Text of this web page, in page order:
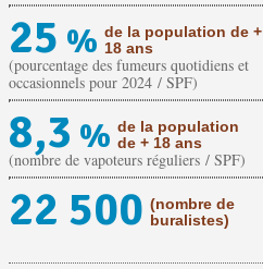
25 % de la population de +
18 ans
(pourcentage des fumeurs quotidiens et
occasionnels pour 2024 / SPF)
8,3 % de la population
de + 18 ans
(nombre de vapoteurs réguliers / SPF)
22 500 (nombre de
buralistes)